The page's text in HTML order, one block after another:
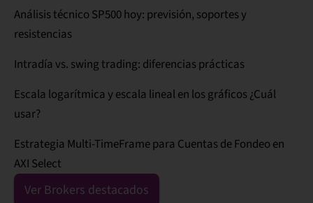
Análisis técnico SP500 hoy: previsión, soportes y
resistencias
Intradía vs. swing trading: diferencias prácticas
Escala logarítmica y escala lineal en los gráficos ¿Cuál
usar?
Estrategia Multi-TimeFrame para Cuentas de Fondeo en
AXI Select
Ver Brokers destacados